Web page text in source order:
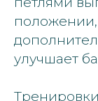
положении,
улучшает